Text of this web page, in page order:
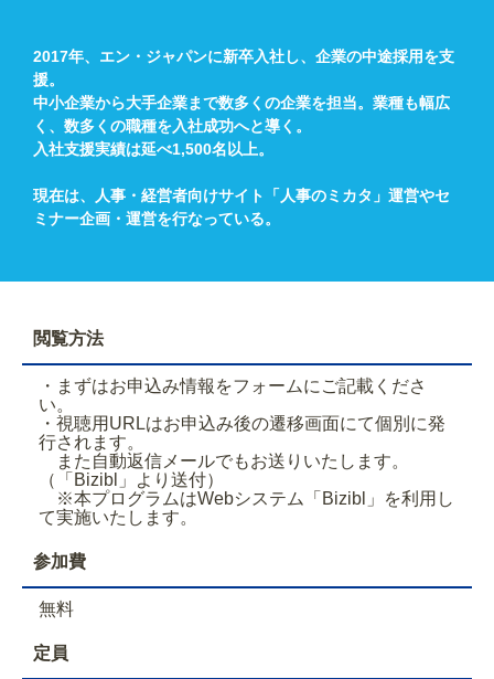
2017年、エン・ジャパンに新卒入社し、企業の中途採用を支
援。
中小企業から大手企業まで数多くの企業を担当。業種も幅広
く、数多くの職種を入社成功へと導く。
入社支援実績は延べ1,500名以上。
現在は、人事・経営者向けサイト「人事のミカタ」運営やセ
ミナー企画・運営を行なっている。
閲覧方法
・まずはお申込み情報をフォームにご記載くださ
い。
・視聴用URLはお申込み後の遷移画面にて個別に発
行されます。
また自動返信メールでもお送りいたします。
（「Bizibl」より送付）
※本プログラムはWebシステム「Bizibl」を利用し
て実施いたします。
参加費
無料
定員